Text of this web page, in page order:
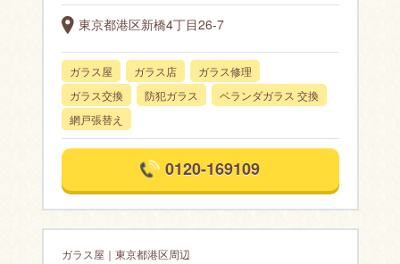
東京都港区新橋4丁目26-7
ガラス屋 ガラス店
ガラス修理
ガラス交換
防犯ガラス
ベランダガラス 交換
網戸張替え
0120-169109
ガラス屋｜東京都港区周辺